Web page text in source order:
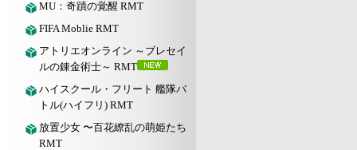
MU：奇蹟の覚醒 RMT
FIFA Moblie RMT
アトリエオンライン ～ブレセイ
ルの錬金術士～ RMT
ハイスクール・フリート 艦隊バ
トル(ハイフリ) RMT
放置少女 〜百花繚乱の萌姫たち
RMT